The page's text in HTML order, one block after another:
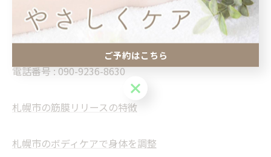
整体イチカワ
住所 :北海道札幌市南区澄川一条１丁目3-32 第8大慶ビ
電話番号 :090-9236-8630
札幌市の筋膜リリースの特徴
札幌市のボディケアで身体を調整
ご予約はこちら
ご予約はこちら